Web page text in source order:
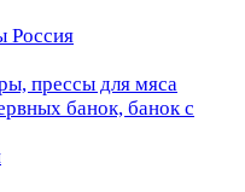
Россия
прессы для мяса
банок, банок с